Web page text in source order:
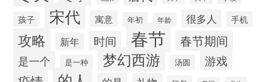
孩子 宋代 寓意 年初 年龄 很多人 手机
攻略 新年 时间 春节 春节期间
是一个 是一种 梦幻西游 汤圆 游戏